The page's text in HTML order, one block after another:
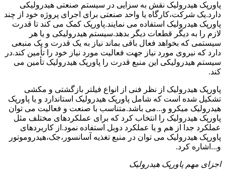
پاورپک هیدرولیک نقش به سزایی در سیستم صنعتی هیدرولیکی
دارد.یک شرکت،کارگاه یا واحد صنعتی برای اجرای پروژه خود از چند
پاورپک هیدرولیک استفاده می نمایند.پاورپک کمک می کند تا قدرت
لازم را به دیگر قطعات دیگر بدهد.سیستم هیدرولیکی و یا هر
سیستمی که بخواهد فعال باقی بماند نیاز به یک قدرت و یک منبعی
دارد که نیروی مورد نیاز جهت فعالیت مورد نیاز خود را تأمین کند.در
سیستم هیدرولیکی این منبع قدرت را پاورپک هیدرولیک تأمین می
کند.
پاورپک هیدرولیک از نظر فنی از انواع فیلتر بازگشتی و مکشی
تشکیل شده است که شامل پاورپک هیدرولیک استاندارد و یا پاورپک
هیدرولیک میکرو و...می باشد.متناسب با صنعت و فعالیت می توان
پاورپک هیدرولیک را انتخاب کرد که برای عملکردهای مختلف مثل
عملکرد جدا از هم و یا عملکرد دوبل استفاده نمود.از کاربردهای
پاورپک هیدرولیک می توان در منبع تغذیه آسانسور،جک،هیدروموتور
و...اشاره کرد.
اجزای مهم پاورپک هیدرولیک